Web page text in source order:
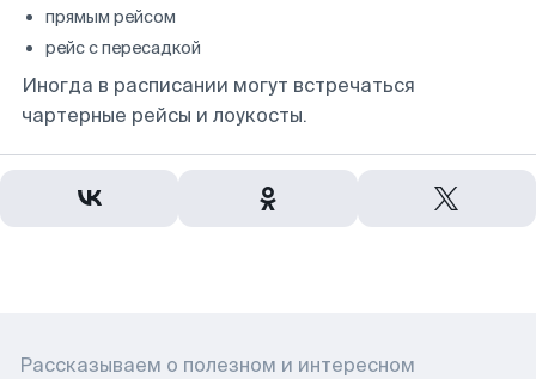
прямым рейсом
рейс с пересадкой
Иногда в расписании могут встречаться
чартерные рейсы и лоукосты.
Рассказываем о полезном и интересном